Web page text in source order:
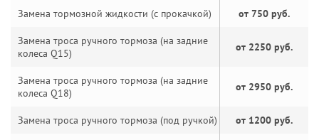
Замена тормозной жидкости (с прокачкой) от 750 руб.
Замена троса ручного тормоза (на задние
колеса Q15)
от 2250 руб.
Замена троса ручного тормоза (на задние
колеса Q18)
от 2950 руб.
Замена троса ручного тормоза (под ручкой) от 1200 руб.